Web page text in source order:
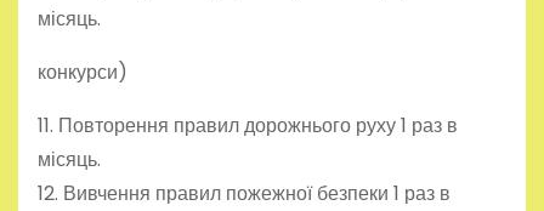
місяць.
конкурси)
11. Повторення правил дорожнього руху 1 раз в
місяць.
12. Вивчення правил пожежної безпеки 1 раз в